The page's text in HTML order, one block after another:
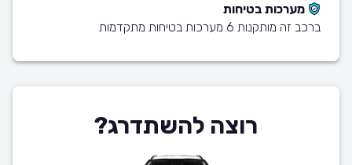
מערכות בטיחות
ברכב זה מותקנות 6 מערכות בטיחות מתקדמות
רוצה להשתדרג?